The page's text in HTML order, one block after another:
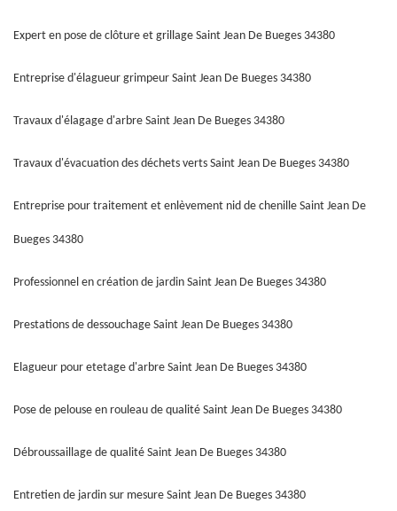
Expert en pose de clôture et grillage Saint Jean De Bueges 34380
Entreprise d'élagueur grimpeur Saint Jean De Bueges 34380
Travaux d'élagage d'arbre Saint Jean De Bueges 34380
Travaux d'évacuation des déchets verts Saint Jean De Bueges 34380
Entreprise pour traitement et enlèvement nid de chenille Saint Jean De
Bueges 34380
Professionnel en création de jardin Saint Jean De Bueges 34380
Prestations de dessouchage Saint Jean De Bueges 34380
Elagueur pour etetage d'arbre Saint Jean De Bueges 34380
Pose de pelouse en rouleau de qualité Saint Jean De Bueges 34380
Débroussaillage de qualité Saint Jean De Bueges 34380
Entretien de jardin sur mesure Saint Jean De Bueges 34380